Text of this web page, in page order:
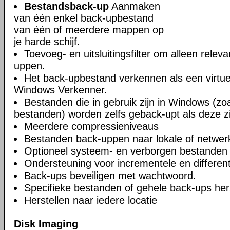
Bestandsback-up Aanmaken
van één enkel back-upbestand
van één of meerdere mappen op
je harde schijf.
Toevoeg- en uitsluitingsfilter om alleen
uppen.
Het back-upbestand verkennen als een
Windows Verkenner.
Bestanden die in gebruik zijn in Windows
bestanden) worden zelfs geback-upt als deze
Meerdere compressieniveaus
Bestanden back-uppen naar lokale of
Optioneel systeem- en verborgen
Ondersteuning voor incrementele en
Back-ups beveiligen met wachtwoord.
Specifieke bestanden of gehele back-ups
Herstellen naar iedere locatie
Disk Imaging